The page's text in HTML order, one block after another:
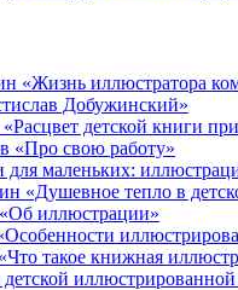
«Жизнь иллюстратора
Добужинский»
детской книги
«Про свою работу»
маленьких:
«Душевное тепло в
иллюстрации»
такое книжная